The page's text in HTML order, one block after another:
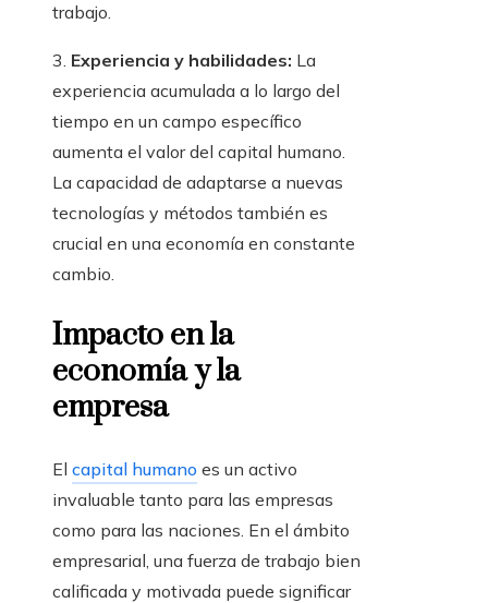
trabajo.
3. Experiencia y habilidades: La
experiencia acumulada a lo largo del
tiempo en un campo específico
aumenta el valor del capital humano.
La capacidad de adaptarse a nuevas
tecnologías y métodos también es
crucial en una economía en constante
cambio.
Impacto en la
economía y la
empresa
El capital humano es un activo
invaluable tanto para las empresas
como para las naciones. En el ámbito
empresarial, una fuerza de trabajo bien
calificada y motivada puede significar